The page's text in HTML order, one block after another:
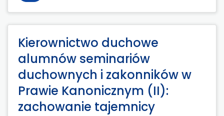
Kierownictwo duchowe
alumnów seminariów
duchownych i zakonników w
Prawie Kanonicznym (II):
zachowanie tajemnicy